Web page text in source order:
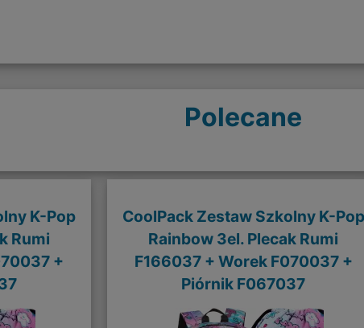
Polecane
K-Pop
Rumi
+
CoolPack Zestaw Szkolny K-Pop
Rainbow 3el. Plecak Rumi
F166037 + Worek F070037 +
Piórnik F067037